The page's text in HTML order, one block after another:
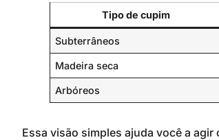
Tipo de cupim
Subterrâneos
Madeira seca
Arbóreos
Essa visão simples ajuda você a agir